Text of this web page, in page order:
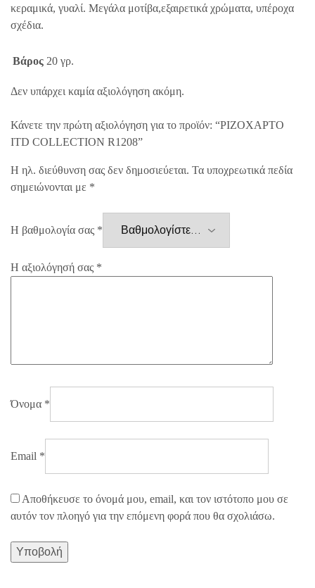
κεραμικά, γυαλί. Μεγάλα μοτίβα,εξαιρετικά χρώματα, υπέροχα
σχέδια.
Βάρος 20 γρ.
Δεν υπάρχει καμία αξιολόγηση ακόμη.
Κάνετε την πρώτη αξιολόγηση για το προϊόν: “ΡΙΖΟΧΑΡΤΟ
ITD COLLECTION R1208”
Η ηλ. διεύθυνση σας δεν δημοσιεύεται. Τα υποχρεωτικά πεδία
σημειώνονται με *
Η βαθμολογία σας *
Η αξιολόγησή σας *
Όνομα *
Email *
Αποθήκευσε το όνομά μου, email, και τον ιστότοπο μου σε
αυτόν τον πλοηγό για την επόμενη φορά που θα σχολιάσω.